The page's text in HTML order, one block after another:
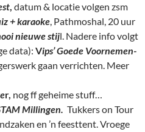
, datum & locatie volgen zsm
+ karaoke, Pathmoshal, 20 uur
nieuwe stijl. Nadere info volgt
data): Vips’ Goede Voornemen-
gaan verrichten. Meer
r, nog ff geheime stuff…
Millingen. Tukkers on Tour
en ’n feesttent. Vroege